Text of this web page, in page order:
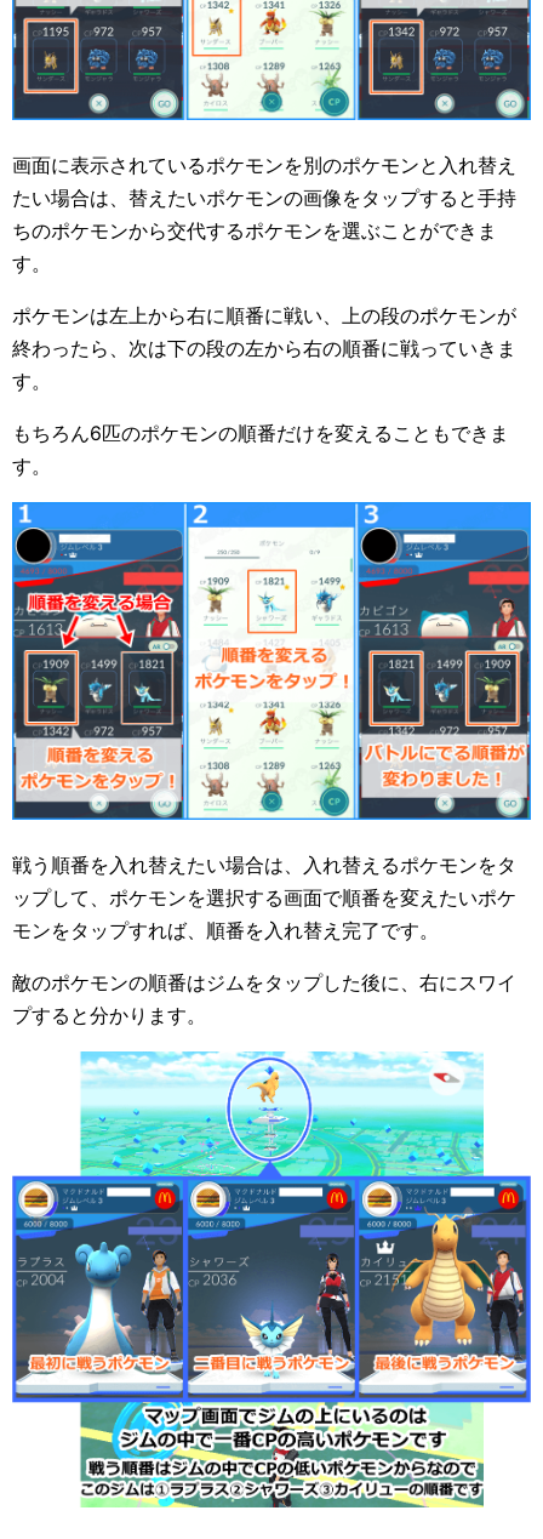
画面に表示されているポケモンを別のポケモンと入れ替え
たい場合は、替えたいポケモンの画像をタップすると手持
ちのポケモンから交代するポケモンを選ぶことができま
す。
ポケモンは左上から右に順番に戦い、上の段のポケモンが
終わったら、次は下の段の左から右の順番に戦っていきま
す。
もちろん6匹のポケモンの順番だけを変えることもできま
す。
戦う順番を入れ替えたい場合は、入れ替えるポケモンをタ
ップして、ポケモンを選択する画面で順番を変えたいポケ
モンをタップすれば、順番を入れ替え完了です。
敵のポケモンの順番はジムをタップした後に、右にスワイ
プすると分かります。